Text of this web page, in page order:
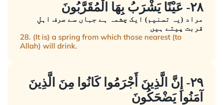
٢٨- عَيْنًا يَشْرَبُ بِهَا الْمُقَرَّبُونَ
مراد (یہ تسنیم) ایک چشمہ ہے جہاں سے صرف اہلِ
قربت پیتے ہیں
28. (It is) a spring from which those nearest (to
Allah) will drink.
٢٩- إِنَّ الَّذِينَ أَجْرَمُوا كَانُوا مِنَ الَّذِينَ
آمَنُوا يَضْحَكُونَ